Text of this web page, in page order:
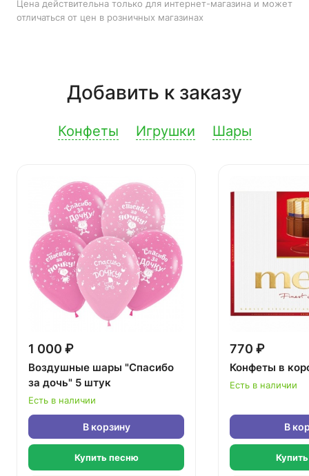
Цена действительна только для интернет-магазина и может
отличаться от цен в розничных магазинах
Добавить к заказу
Конфеты Игрушки Шары
1 000 ₽
Воздушные шары "Спасибо
за дочь" 5 штук
Есть в наличии
В корзину
Купить песню
770 ₽
Конфеты в
Есть в наличии
В